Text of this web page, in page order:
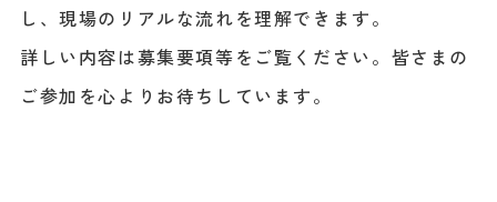
し、現場のリアルな流れを理解できます。
詳しい内容は募集要項等をご覧ください。皆さまの
ご参加を心よりお待ちしています。